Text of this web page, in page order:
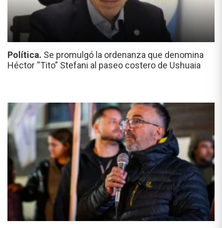
Política. Se promulgó la ordenanza que denomina
Héctor “Tito” Stefani al paseo costero de Ushuaia